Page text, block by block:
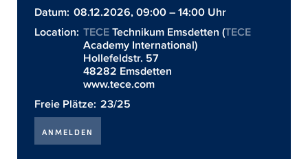
Datum: 08.12.2026, 09:00 – 14:00 Uhr
Location: TECETechnikum Emsdetten (TECE
Academy International)
Hollefeldstr. 57
48282 Emsdetten
www.tece.com
Freie Plätze: 23/25
ANMELDEN